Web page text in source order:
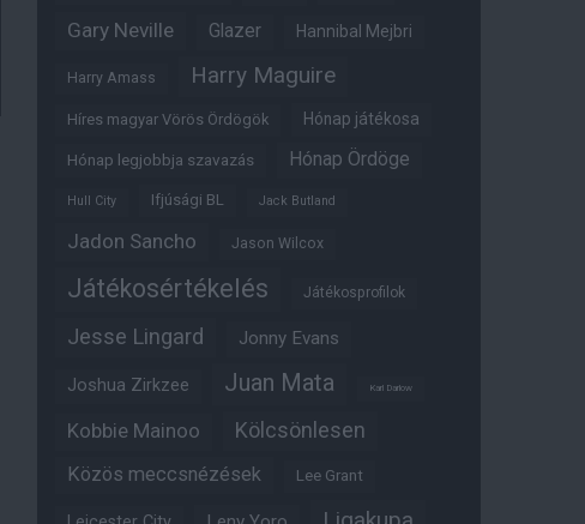
Gary Neville Glazer Hannibal Mejbri
Harry Amass Harry Maguire
Híres magyar Vörös Ördögök Hónap játékosa
Hónap legjobbja szavazás Hónap Ördöge
Hull City Ifjúsági BL Jack Butland
Jadon Sancho Jason Wilcox
Játékosértékelés Játékosprofilok
Jesse Lingard Jonny Evans
Joshua Zirkzee Juan Mata Karl Darlow
Kobbie Mainoo Kölcsönlesen
Közös meccsnézések Lee Grant